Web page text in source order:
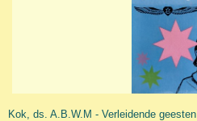
Kok, ds. A.B.W.M - Verleidende geesten